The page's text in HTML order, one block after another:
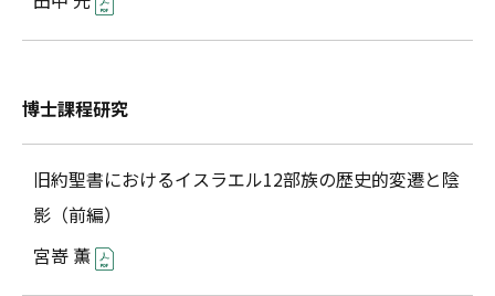
博士課程研究
旧約聖書におけるイスラエル12部族の歴史的変遷と陰
影（前編）
宮嵜 薫